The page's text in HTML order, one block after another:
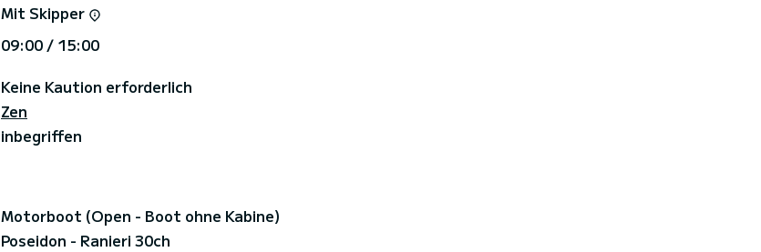
Mit Skipper
09:00 / 15:00
Keine Kaution erforderlich
Zen
inbegriffen
Motorboot (Open - Boot ohne Kabine)
Poseidon - Ranieri 30ch